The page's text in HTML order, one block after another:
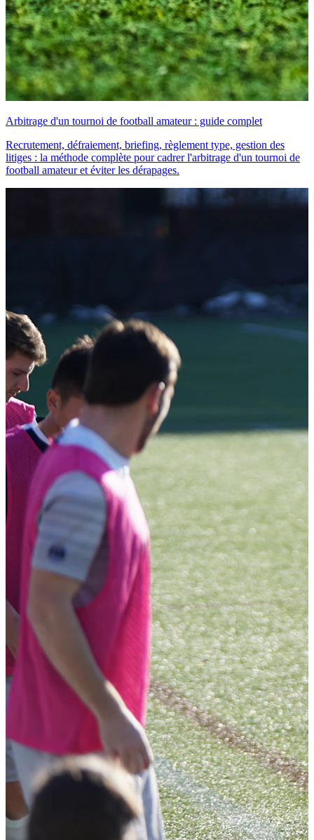
Arbitrage d'un tournoi de football amateur : guide complet
Recrutement, défraiement, briefing, règlement type, gestion des
litiges : la méthode complète pour cadrer l'arbitrage d'un tournoi de
football amateur et éviter les dérapages.